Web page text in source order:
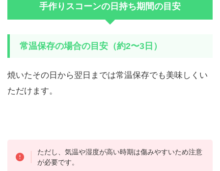
手作りスコーンの日持ち期間の目安
常温保存の場合の目安（約2〜3日）
焼いたその日から翌日までは常温保存でも美味しくい
ただけます。
ただし、気温や湿度が高い時期は傷みやすいため注意
が必要です。